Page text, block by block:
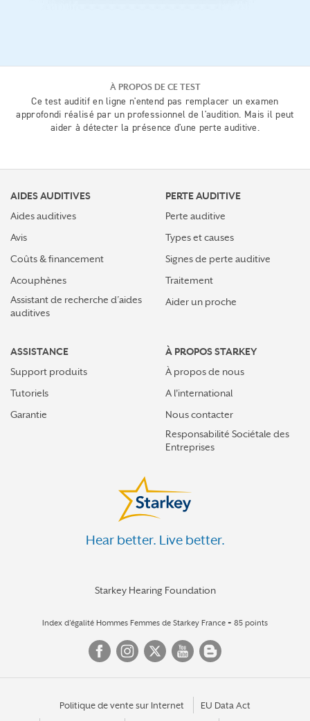
À PROPOS DE CE TEST
Ce test auditif en ligne n'entend pas remplacer un examen
approfondi réalisé par un professionnel de l'audition. Mais il peut
aider à détecter la présence d'une perte auditive.
AIDES AUDITIVES
Aides auditives
Avis
Coûts & financement
Acouphènes
Assistant de recherche d’aides
auditives
PERTE AUDITIVE
Perte auditive
Types et causes
Signes de perte auditive
Traitement
Aider un proche
ASSISTANCE
Support produits
Tutoriels
Garantie
À PROPOS STARKEY
À propos de nous
A l'international
Nous contacter
Responsabilité Sociétale des
Entreprises
Hear better. Live better.
Starkey Hearing Foundation
Index d’égalité Hommes Femmes de Starkey France = 85 points
Politique de vente sur Internet EU Data Act